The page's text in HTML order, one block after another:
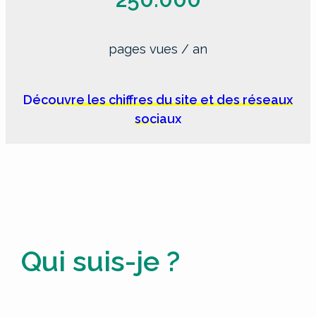
pages vues / an
Découvre les chiffres du site et des réseaux
sociaux
Qui suis-je ?